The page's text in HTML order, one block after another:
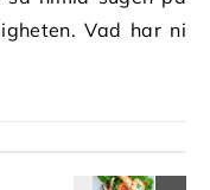
Vad har ni